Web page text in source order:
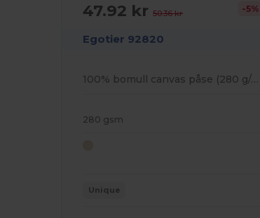
47.92 kr50.36 kr -5%
Egotier 92820
100% bomull canvas påse (280 g/m²)
280 gsm
Unique